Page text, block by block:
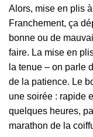
Alors, mise en plis
Franchement, ça
bonne ou de
faire. La mise en
la tenue – on parle
de la patience. Le
une soirée : rapide
quelques heures,
marathon de la